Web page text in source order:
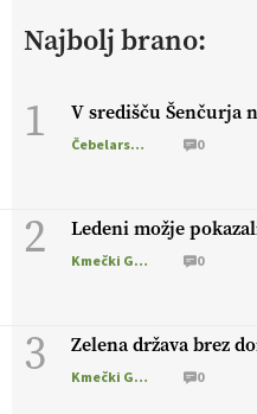
https://t.co/PX49GVsP1M
https://t.co/a1xatzEeid
reklama?
PRISLUHNITE
#vlog https://t.co/yev5PreiJu
Najbolj brano:
1 V središču Šenčurja
Čebelarstvo 0
2 Ledeni možje
Kmečki Glas 0
3 Zelena država brez
Kmečki Glas 0